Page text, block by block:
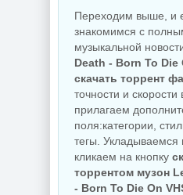
Переходим выше, и
знакомимся с
музыкальной
Death - Born To Die
скачать торрент
точности и
прилагаем
поля:категории,
тегы. Укладываемся
кликаем на кнопку
торрентом музон
- Born To Die On